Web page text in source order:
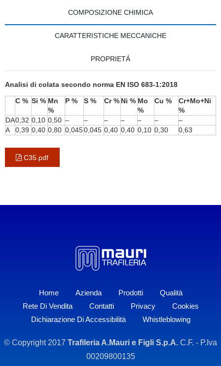
COMPOSIZIONE CHIMICA
CARATTERISTICHE MECCANICHE
PROPRIETÁ
Analisi di colata secondo norma EN ISO 683-1:2018
C % Si % Mn
%
P % S % Cr % Ni % Mo
%
Cu %
Cr+Mo+Ni
%
DA0,32 0,10 0,50 – – – – – –
–
A
0,39 0,40 0,80 0,0450,045 0,40 0,40 0,10 0,30 0,63
C35.pdf
Home Azienda Prodotti
Qualità
Rete Di Vendita
Contatti Privacy
Cookies
Dichiarazione Di Accessibilità
Whistleblowing
© Copyright 2017 Trafileria A.Mauri e Figli S.p.A. C.F. - P.Iva
00209800135